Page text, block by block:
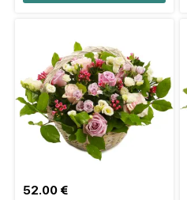
52.00 €